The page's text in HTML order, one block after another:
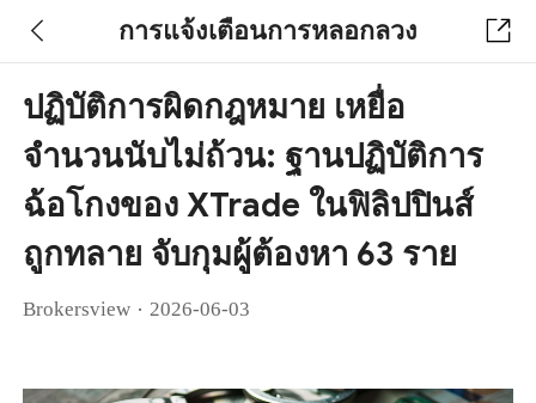
การแจ้งเตือนการหลอกลวง
ปฏิบัติการผิดกฎหมาย เหยื่อ
จำนวนนับไม่ถ้วน: ฐานปฏิบัติการ
ฉ้อโกงของ XTrade ในฟิลิปปินส์
ถูกทลาย จับกุมผู้ต้องหา 63 ราย
Brokersview · 2026-06-03